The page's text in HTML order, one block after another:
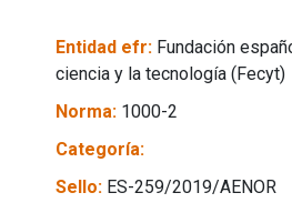
Entidad efr: Fundación
ciencia y la tecnología (Fecyt)
Norma: 1000-2
Categoría:
Sello: ES-259/2019/AENOR